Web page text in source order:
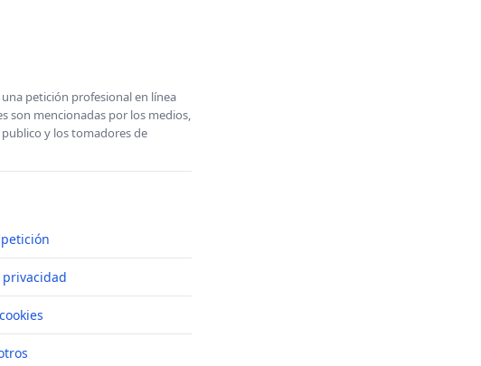
petición profesional en línea
son mencionadas por los medios,
y los tomadores de